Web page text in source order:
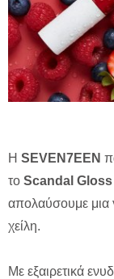
Η SEVEN7EEN
το Scandal
απολαύσουμε μια
χείλη.
Με εξαιρετικά